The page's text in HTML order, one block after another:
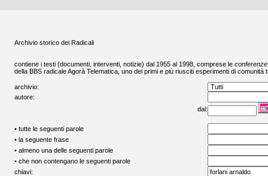
Archivio storico dei Radicali
contiene i testi (documenti, interventi, notizie) dal 1955 al 1998, comprese le conferenze
della BBS radicaleAgorà Telematica , uno dei primi e più riusciti esperimenti di comunità
archivio:
autore:
dal:
• tutte le seguenti parole
• la seguente frase
• almeno una delle seguenti parole
• che non contengano le seguenti parole
chiavi: